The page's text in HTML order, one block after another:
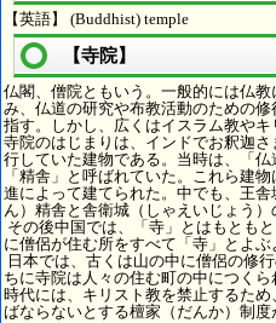
【英語】 (Buddhist) temple
【寺院】
仏閣、僧院ともいう。一般的には仏
み、仏道の研究や布教活動のための
指す。しかし、広くはイスラム教やキ
寺院のはじまりは、インドでお釈迦
行していた建物である。当時は、「
「精舎」と呼ばれていた。これら建
進によって建てられた。中でも、王
ん）精舎と舎衛城（しゃえいじょう）
その後中国では、「寺」とはもとも
に僧侶が住む所をすべて「寺」とよぶ
日本では、古くは山の中に僧侶の修
ちに寺院は人々の住む町の中につく
時代には、キリスト教を禁止するた
ばならないとする檀家（だんか）制度